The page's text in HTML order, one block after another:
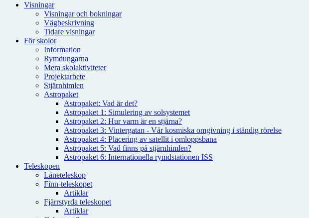
Visningar
Visningar och bokningar
Vägbeskrivning
Tidare visningar
För skolor
Information
Rymdungarna
Mera skolaktiviteter
Projektarbete
Stjärnhimlen
Astropaket
Astropaket: Vad är det?
Astropaket 1: Simulering av solsystemet
Astropaket 2: Hur varm är en stjärna?
Astropaket 3: Vintergatan - Vår kosmiska omgivning i ständig rörelse
Astropaket 4: Placering av satellit i omloppsbana
Astropaket 5: Vad finns på stjärnhimlen?
Astropaket 6: Internationella rymdstationen ISS
Teleskopen
Låneteleskop
Finn-teleskopet
Artiklar
Fjärrstyrda teleskopet
Artiklar